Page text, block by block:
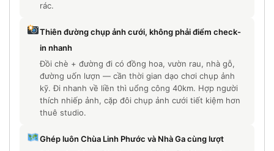
rác.
Thiên đường chụp ảnh cưới, không phải điểm check-
in nhanh
Đồi chè + đường đi có đồng hoa, vườn rau, nhà gỗ,
đường uốn lượn — cần thời gian dạo chơi chụp ảnh
kỹ. Đi nhanh về liền thì uổng công 40km. Hợp người
thích nhiếp ảnh, cặp đôi chụp ảnh cưới tiết kiệm hơn
thuê studio.
Ghép luôn Chùa Linh Phước và Nhà Ga cùng lượt